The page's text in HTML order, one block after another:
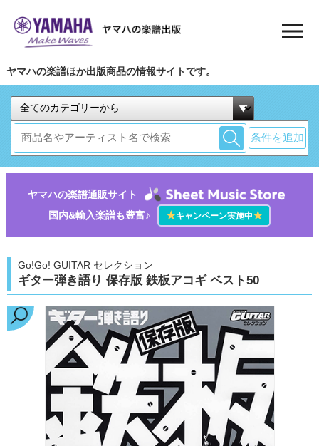
ヤマハの楽譜ほか出版商品の情報サイトです。
条件を追加
ヤマハの楽譜通販サイト
国内&輸入楽譜も豊富♪
★キャンペーン実施中★
Go!Go! GUITAR セレクション
ギター弾き語り 保存版 鉄板アコギ ベスト50